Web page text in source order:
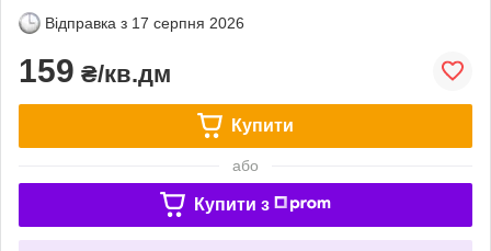
Відправка з 17 серпня 2026
159 ₴/кв.дм
Купити
або
Купити з